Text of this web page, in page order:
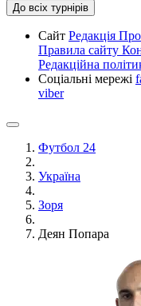
До всіх турнірів
Сайт Редакція
Правила сайту
Редакційна
Соціальні мережі
viber
Футбол 24
Україна
Зоря
Деян Попара